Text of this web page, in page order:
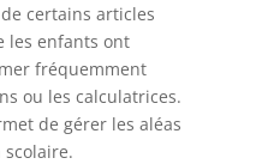
certains articles
les enfants ont
fréquemment
ou les calculatrices.
de gérer les aléas